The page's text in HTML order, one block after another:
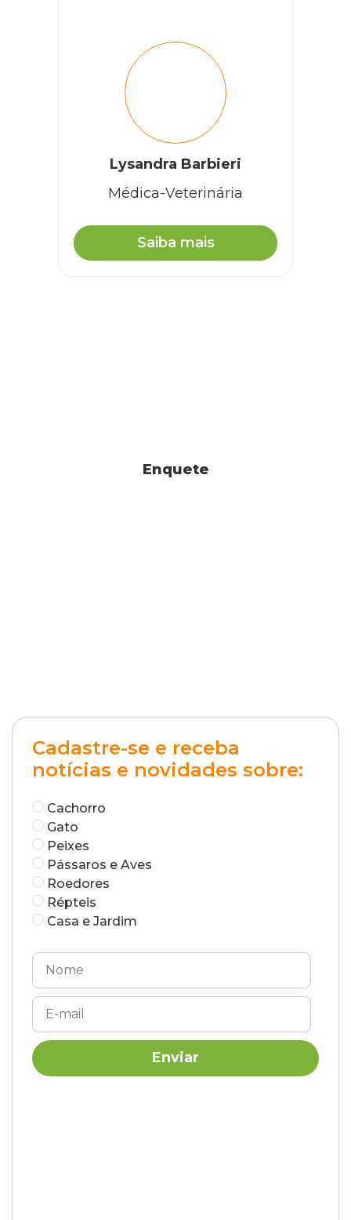
Lysandra Barbieri
Médica-Veterinária
Saiba mais
Enquete
Cadastre-se e receba
notícias e novidades sobre:
Cachorro
Gato
Peixes
Pássaros e Aves
Roedores
Répteis
Casa e Jardim